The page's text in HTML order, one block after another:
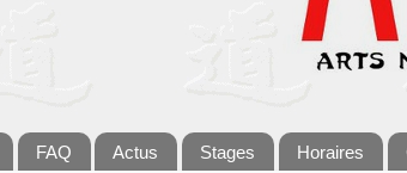
FAQ Actus Stages Horaires